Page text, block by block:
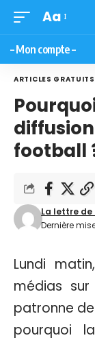
Aa
– Mon compte –
ARTICLES GRATUITS
football
Dernière
La lettre de
Lundi
médias sur
patronne de
pourquoi